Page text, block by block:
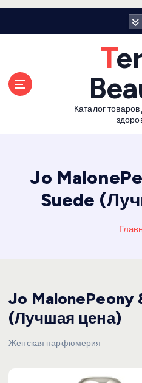
Terra
Каталог
Jo
Suede
Jo MalonePeony
(Лучшая цена)
Женская парфюмерия